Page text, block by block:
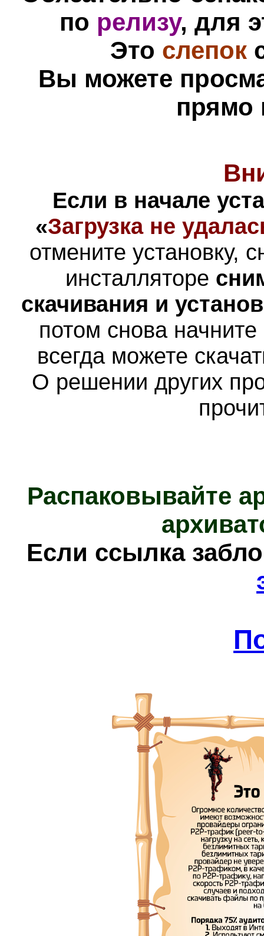
по релизу, для
Это слепок
Вы можете
прямо
Если в начале
«Загрузка не
отмените установку,
инсталляторе
скачивания и
потом снова
всегда можете
О решении других
Распаковывайте
Если ссылка